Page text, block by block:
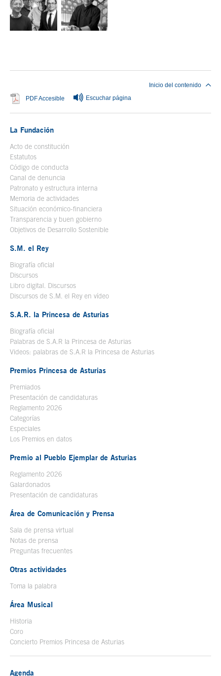
PDF Accesible Se abre en ventana nueva
Escuchar página
Inicio del contenido
La Fundación
Acto de constitución
Estatutos
Código de conducta
Canal de denuncia
Patronato y estructura interna
Memoria de actividades
Situación económico-financiera
Transparencia y buen gobierno
Objetivos de Desarrollo Sostenible
S.M. el Rey
Biografía oficial
Discursos
Libro digital. Discursos
Discursos de S.M. el Rey en vídeo
S.A.R. la Princesa de Asturias
Biografía oficial
Palabras de S.A.R la Princesa de Asturias
Videos: palabras de S.A.R la Princesa de Asturias
Premios Princesa de Asturias
Premiados
Presentación de candidaturas
Reglamento 2026
Categorías
Especiales
Los Premios en datos
Premio al Pueblo Ejemplar de Asturias
Reglamento 2026
Galardonados
Presentación de candidaturas
Área de Comunicación y Prensa
Sala de prensa virtual
Notas de prensa
Preguntas frecuentes
Otras actividades
Toma la palabra
Área Musical
Historia
Coro
Concierto Premios Princesa de Asturias
Agenda